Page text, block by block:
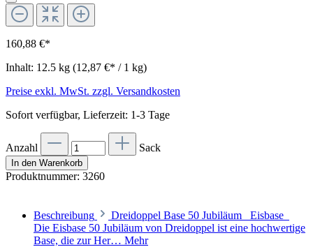
160,88 €*
Inhalt: 12.5 kg (12,87 €* / 1 kg)
Preise exkl. MwSt. zzgl. Versandkosten
Sofort verfügbar, Lieferzeit: 1-3 Tage
Anzahl Sack
In den Warenkorb
Produktnummer: 3260
Beschreibung
Dreidoppel Base 50 Jubiläum Eisbase
Die Eisbase 50 Jubiläum von Dreidoppel ist eine hochwertige
Base, die zur Her… Mehr